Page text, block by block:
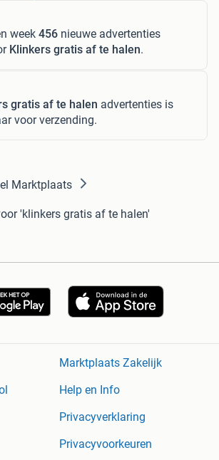
week 456 nieuwe advertenties
Klinkers gratis af te halen.
gratis af te halen advertenties is
voor verzending.
Marktplaats
'klinkers gratis af te halen'
Marktplaats Zakelijk
Help en Info
Privacyverklaring
Privacyvoorkeuren